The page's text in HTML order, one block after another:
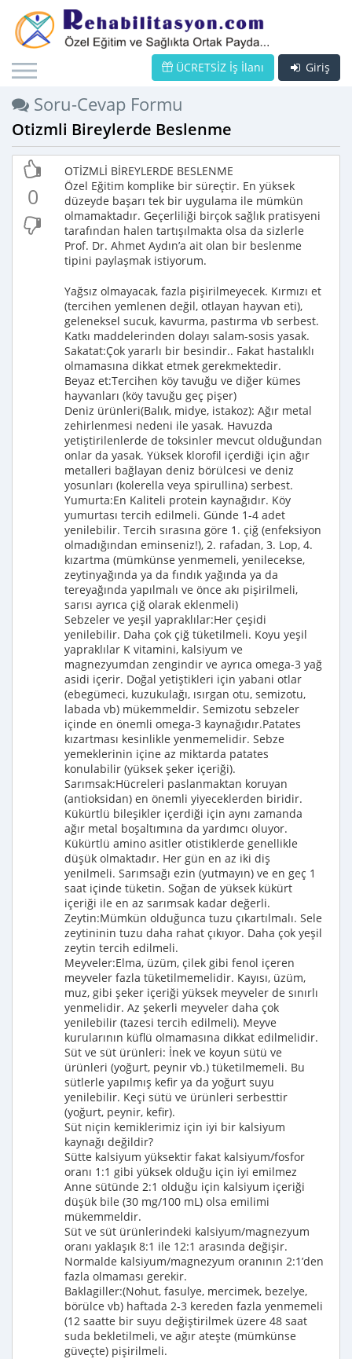
Giriş
ÜCRETSİZ İş İlanı
Soru-Cevap Formu
Otizmli Bireylerde Beslenme
0
OTİZMLİ BİREYLERDE BESLENME
Özel Eğitim komplike bir süreçtir. En yüksek
düzeyde başarı tek bir uygulama ile mümkün
olmamaktadır. Geçerliliği birçok sağlık pratisyeni
tarafından halen tartışılmakta olsa da sizlerle
Prof. Dr. Ahmet Aydın’a ait olan bir beslenme
tipini paylaşmak istiyorum.
Yağsız olmayacak, fazla pişirilmeyecek. Kırmızı et
(tercihen yemlenen değil, otlayan hayvan eti),
geleneksel sucuk, kavurma, pastırma vb serbest.
Katkı maddelerinden dolayı salam-sosis yasak.
Sakatat:Çok yararlı bir besindir.. Fakat hastalıklı
olmamasına dikkat etmek gerekmektedir.
Beyaz et:Tercihen köy tavuğu ve diğer kümes
hayvanları (köy tavuğu geç pişer)
Deniz ürünleri(Balık, midye, istakoz): Ağır metal
zehirlenmesi nedeni ile yasak. Havuzda
yetiştirilenlerde de toksinler mevcut olduğundan
onlar da yasak. Yüksek klorofil içerdiği için ağır
metalleri bağlayan deniz börülcesi ve deniz
yosunları (kolerella veya spirullina) serbest.
Yumurta:En Kaliteli protein kaynağıdır. Köy
yumurtası tercih edilmeli. Günde 1-4 adet
yenilebilir. Tercih sırasına göre 1. çiğ (enfeksiyon
olmadığından eminseniz!), 2. rafadan, 3. Lop, 4.
kızartma (mümkünse yenmemeli, yenilecekse,
zeytinyağında ya da fındık yağında ya da
tereyağında yapılmalı ve önce akı pişirilmeli,
sarısı ayrıca çiğ olarak eklenmeli)
Sebzeler ve yeşil yapraklılar:Her çeşidi
yenilebilir. Daha çok çiğ tüketilmeli. Koyu yeşil
yapraklılar K vitamini, kalsiyum ve
magnezyumdan zengindir ve ayrıca omega-3 yağ
asidi içerir. Doğal yetiştikleri için yabani otlar
(ebegümeci, kuzukulağı, ısırgan otu, semizotu,
labada vb) mükemmeldir. Semizotu sebzeler
içinde en önemli omega-3 kaynağıdır.Patates
kızartması kesinlikle yenmemelidir. Sebze
yemeklerinin içine az miktarda patates
konulabilir (yüksek şeker içeriği).
Sarımsak:Hücreleri paslanmaktan koruyan
(antioksidan) en önemli yiyeceklerden biridir.
Kükürtlü bileşikler içerdiği için aynı zamanda
ağır metal boşaltımına da yardımcı oluyor.
Kükürtlü amino asitler otistiklerde genellikle
düşük olmaktadır. Her gün en az iki diş
yenilmeli. Sarımsağı ezin (yutmayın) ve en geç 1
saat içinde tüketin. Soğan de yüksek kükürt
içeriği ile en az sarımsak kadar değerli.
Zeytin:Mümkün olduğunca tuzu çıkartılmalı. Sele
zeytininin tuzu daha rahat çıkıyor. Daha çok yeşil
zeytin tercih edilmeli.
Meyveler:Elma, üzüm, çilek gibi fenol içeren
meyveler fazla tüketilmemelidir. Kayısı, üzüm,
muz, gibi şeker içeriği yüksek meyveler de sınırlı
yenmelidir. Az şekerli meyveler daha çok
yenilebilir (tazesi tercih edilmeli). Meyve
kurularının küflü olmamasına dikkat edilmelidir.
Süt ve süt ürünleri: İnek ve koyun sütü ve
ürünleri (yoğurt, peynir vb.) tüketilmemeli. Bu
sütlerle yapılmış kefir ya da yoğurt suyu
yenilebilir. Keçi sütü ve ürünleri serbesttir
(yoğurt, peynir, kefir).
Süt niçin kemiklerimiz için iyi bir kalsiyum
kaynağı değildir?
Sütte kalsiyum yüksektir fakat kalsiyum/fosfor
oranı 1:1 gibi yüksek olduğu için iyi emilmez
Anne sütünde 2:1 olduğu için kalsiyum içeriği
düşük bile (30 mg/100 mL) olsa emilimi
mükemmeldir.
Süt ve süt ürünlerindeki kalsiyum/magnezyum
oranı yaklaşık 8:1 ile 12:1 arasında değişir.
Normalde kalsiyum/magnezyum oranının 2:1’den
fazla olmaması gerekir.
Baklagiller:(Nohut, fasulye, mercimek, bezelye,
börülce vb) haftada 2-3 kereden fazla yenmemeli
(12 saatte bir suyu değiştirilmek üzere 48 saat
suda bekletilmeli, ve ağır ateşte (mümkünse
güveçte) pişirilmeli.